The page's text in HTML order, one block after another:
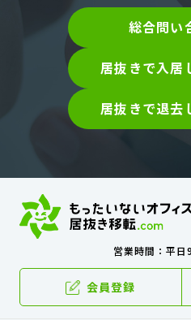
総合問い
居抜きで入居
居抜きで退去
営業時間：平
会員登録